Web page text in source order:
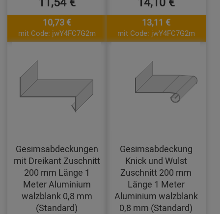
10,73 €
mit Code: jwY4FC7G2m
13,11 €
mit Code: jwY4FC7G2m
Gesimsabdeckungen
mit Dreikant Zuschnitt
200 mm Länge 1
Meter Aluminium
walzblank 0,8 mm
(Standard)
Gesimsabdeckung
Knick und Wulst
Zuschnitt 200 mm
Länge 1 Meter
Aluminium walzblank
0,8 mm (Standard)